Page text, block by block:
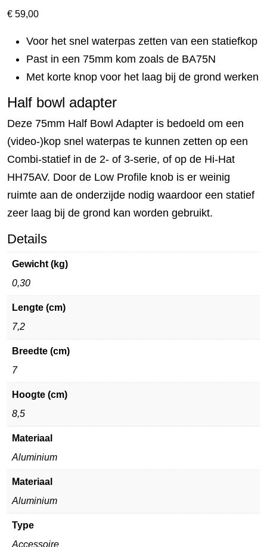
€ 59,00
Voor het snel waterpas zetten van een statiefkop
Past in een 75mm kom zoals de BA75N
Met korte knop voor het laag bij de grond werken
Half bowl adapter
Deze 75mm Half Bowl Adapter is bedoeld om een
(video-)kop snel waterpas te kunnen zetten op een
Combi-statief in de 2- of 3-serie, of op de Hi-Hat
HH75AV. Door de Low Profile knob is er weinig
ruimte aan de onderzijde nodig waardoor een statief
zeer laag bij de grond kan worden gebruikt.
Details
Gewicht (kg)
0,30
Lengte (cm)
7,2
Breedte (cm)
7
Hoogte (cm)
8,5
Materiaal
Aluminium
Materiaal
Aluminium
Type
Accessoire